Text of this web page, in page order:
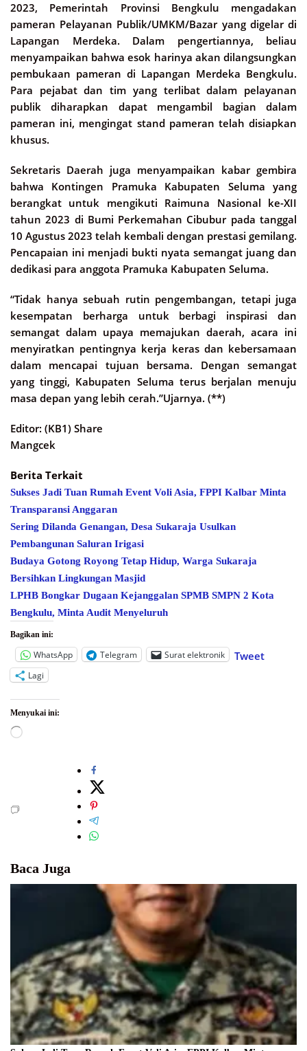
2023, Pemerintah Provinsi Bengkulu mengadakan
pameran Pelayanan Publik/UMKM/Bazar yang digelar di
Lapangan Merdeka. Dalam pengertiannya, beliau
menyampaikan bahwa esok harinya akan dilangsungkan
pembukaan pameran di Lapangan Merdeka Bengkulu.
Para pejabat dan tim yang terlibat dalam pelayanan
publik diharapkan dapat mengambil bagian dalam
pameran ini, mengingat stand pameran telah disiapkan
khusus.
Sekretaris Daerah juga menyampaikan kabar gembira
bahwa Kontingen Pramuka Kabupaten Seluma yang
berangkat untuk mengikuti Raimuna Nasional ke-XII
tahun 2023 di Bumi Perkemahan Cibubur pada tanggal
10 Agustus 2023 telah kembali dengan prestasi gemilang.
Pencapaian ini menjadi bukti nyata semangat juang dan
dedikasi para anggota Pramuka Kabupaten Seluma.
“Tidak hanya sebuah rutin pengembangan, tetapi juga
kesempatan berharga untuk berbagi inspirasi dan
semangat dalam upaya memajukan daerah, acara ini
menyiratkan pentingnya kerja keras dan kebersamaan
dalam mencapai tujuan bersama. Dengan semangat
yang tinggi, Kabupaten Seluma terus berjalan menuju
masa depan yang lebih cerah.”Ujarnya. (**)
Editor: (KB1) Share
Mangcek
Berita Terkait
Sukses Jadi Tuan Rumah Event Voli Asia, FPPI Kalbar Minta
Transparansi Anggaran
Sering Dilanda Genangan, Desa Sukaraja Usulkan
Pembangunan Saluran Irigasi
Budaya Gotong Royong Tetap Hidup, Warga Sukaraja
Bersihkan Lingkungan Masjid
LPHB Bongkar Dugaan Kejanggalan SPMB SMPN 2 Kota
Bengkulu, Minta Audit Menyeluruh
Bagikan ini:
WhatsApp Telegram Surat elektronik Tweet
Lagi
Menyukai ini:
Memuat...
Baca Juga